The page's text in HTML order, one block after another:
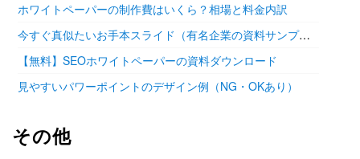
ホワイトペーパーの制作費はいくら？相場と料金内訳
今すぐ真似たいお手本スライド（有名企業の資料サンプル11選）
【無料】SEOホワイトペーパーの資料ダウンロード
見やすいパワーポイントのデザイン例（NG・OKあり）
その他